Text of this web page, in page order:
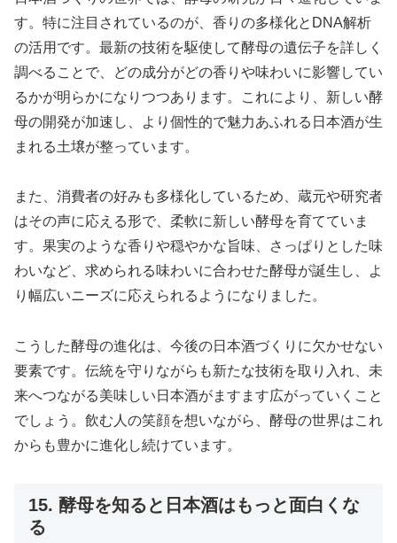
す。特に注目されているのが、香りの多様化とDNA解析
の活用です。最新の技術を駆使して酵母の遺伝子を詳しく
調べることで、どの成分がどの香りや味わいに影響してい
るかが明らかになりつつあります。これにより、新しい酵
母の開発が加速し、より個性的で魅力あふれる日本酒が生
まれる土壌が整っています。
また、消費者の好みも多様化しているため、蔵元や研究者
はその声に応える形で、柔軟に新しい酵母を育てていま
す。果実のような香りや穏やかな旨味、さっぱりとした味
わいなど、求められる味わいに合わせた酵母が誕生し、よ
り幅広いニーズに応えられるようになりました。
こうした酵母の進化は、今後の日本酒づくりに欠かせない
要素です。伝統を守りながらも新たな技術を取り入れ、未
来へつながる美味しい日本酒がますます広がっていくこと
でしょう。飲む人の笑顔を想いながら、酵母の世界はこれ
からも豊かに進化し続けています。
15. 酵母を知ると日本酒はもっと面白くな
る